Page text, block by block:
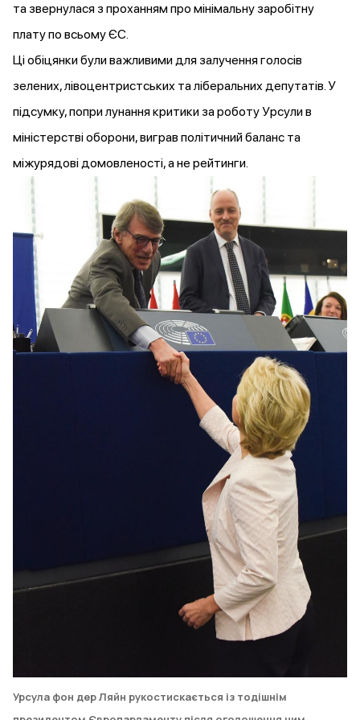
та звернулася з проханням про мінімальну заробітну
плату по всьому ЄС.
Ці обіцянки були важливими для залучення голосів
зелених, лівоцентристських та ліберальних депутатів. У
підсумку, попри лунання критики за роботу Урсули в
міністерстві оборони,виграв політичний баланс та
міжурядові домовленості, а не рейтинги.
Урсула фон дер Ляйн рукостискається із тодішнім